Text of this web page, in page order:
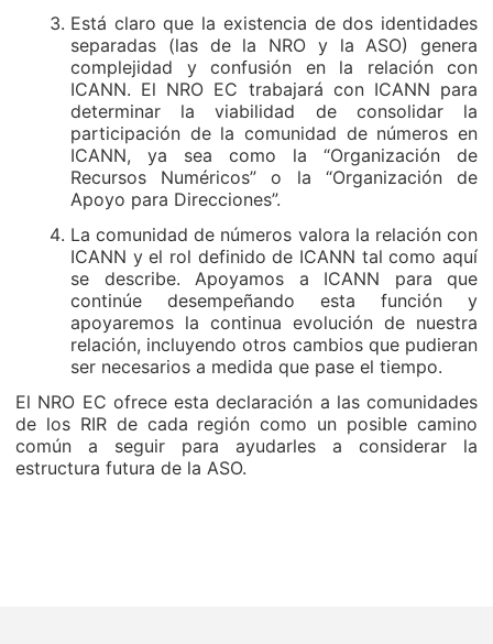
Está claro que la existencia de dos identidades
separadas (las de la NRO y la ASO) genera
complejidad y confusión en la relación con
ICANN. El NRO EC trabajará con ICANN para
determinar la viabilidad de consolidar la
participación de la comunidad de números en
ICANN, ya sea como la “Organización de
Recursos Numéricos” o la “Organización de
Apoyo para Direcciones”.
La comunidad de números valora la relación con
ICANN y el rol definido de ICANN tal como aquí
se describe. Apoyamos a ICANN para que
continúe desempeñando esta función y
apoyaremos la continua evolución de nuestra
relación, incluyendo otros cambios que pudieran
ser necesarios a medida que pase el tiempo.
El NRO EC ofrece esta declaración a las comunidades
de los RIR de cada región como un posible camino
común a seguir para ayudarles a considerar la
estructura futura de la ASO.